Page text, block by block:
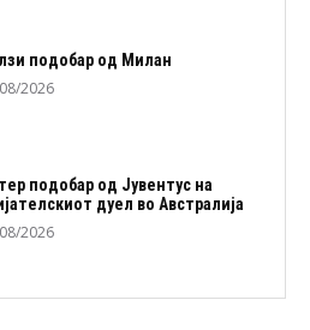
подобaр од Милан
2026
подобар од Јувентус на
дуел во Австралија
2026